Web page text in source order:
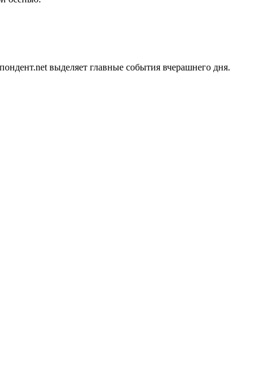
выделяет главные события вчерашнего дня.